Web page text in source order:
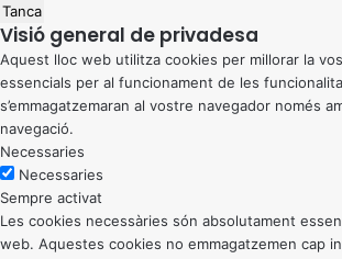
Tanca
Visió general de privadesa
Aquest lloc web utilitza cookies per millorar la
essencials per al funcionament de les
s’emmagatzemaran al vostre navegador només
navegació.
Necessaries
Necessaries
Sempre activat
Les cookies necessàries són absolutament
web. Aquestes cookies no emmagatzemen cap